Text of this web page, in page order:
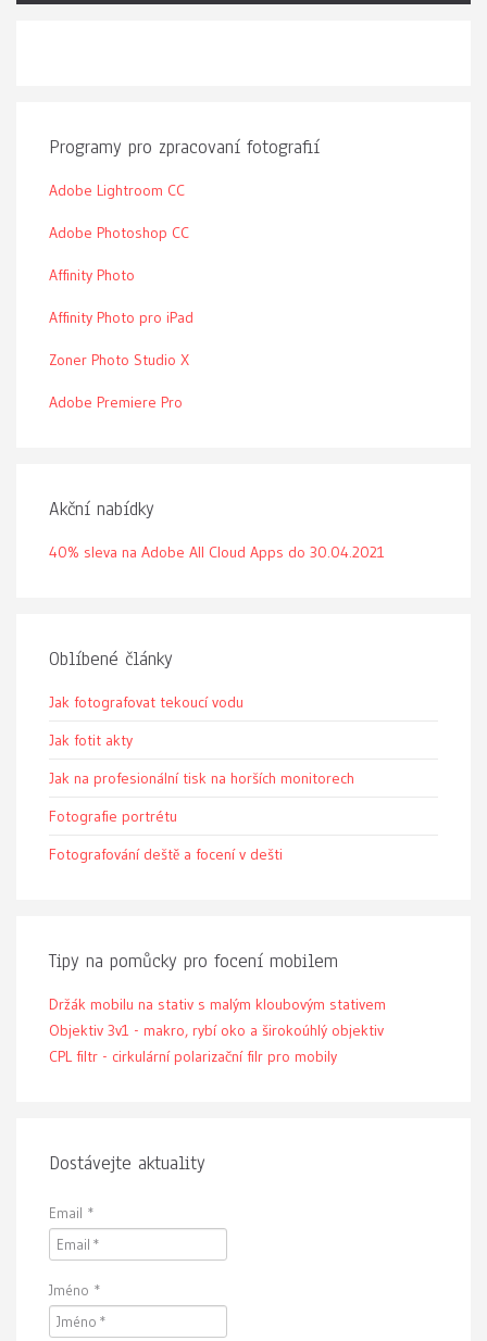
Programy pro zpracovaní fotografií
Adobe Lightroom CC
Adobe Photoshop CC
Affinity Photo
Affinity Photo pro iPad
Zoner Photo Studio X
Adobe Premiere Pro
Akční nabídky
40% sleva na Adobe All Cloud Apps do 30.04.2021
Oblíbené články
Jak fotografovat tekoucí vodu
Jak fotit akty
Jak na profesionální tisk na horších monitorech
Fotografie portrétu
Fotografování deště a focení v dešti
Tipy na pomůcky pro focení mobilem
Držák mobilu na stativ s malým kloubovým stativem
Objektiv 3v1 - makro, rybí oko a širokoúhlý objektiv
CPL filtr - cirkulární polarizační filr pro mobily
Dostávejte aktuality
Email *
Jméno *